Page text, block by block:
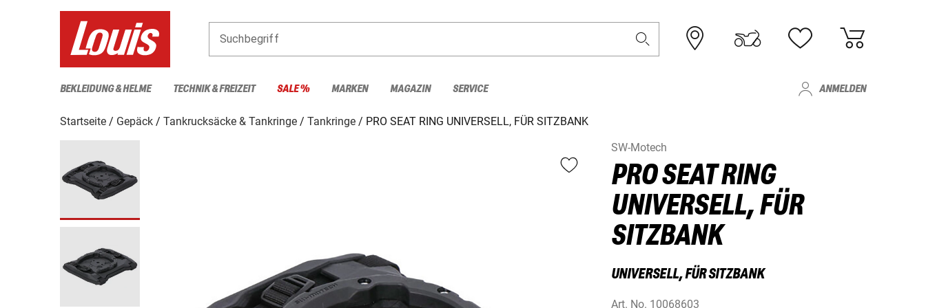
Suchbegriff
BEKLEIDUNG & HELME TECHNIK & FREIZEIT SALE % MARKEN MAGAZIN SERVICE ANMELDEN
Startseite Gepäck Tankrucksäcke & Tankringe Tankringe
PRO SEAT RING UNIVERSELL, FÜR SITZBANK
SW-Motech
PRO SEAT RING
UNIVERSELL, FÜR
SITZBANK
UNIVERSELL, FÜR SITZBANK
Art. No. 10068603